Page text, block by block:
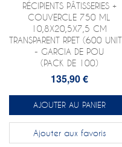
RÉCIPIENTS PÂTISSERIES +
COUVERCLE 750 ML
10,8X20,5X7,5 CM
TRANSPARENT RPET (600
- GARCIA DE POU
(PACK DE 100)
135,90 €
AJOUTER AU PANIER
Ajouter aux favoris